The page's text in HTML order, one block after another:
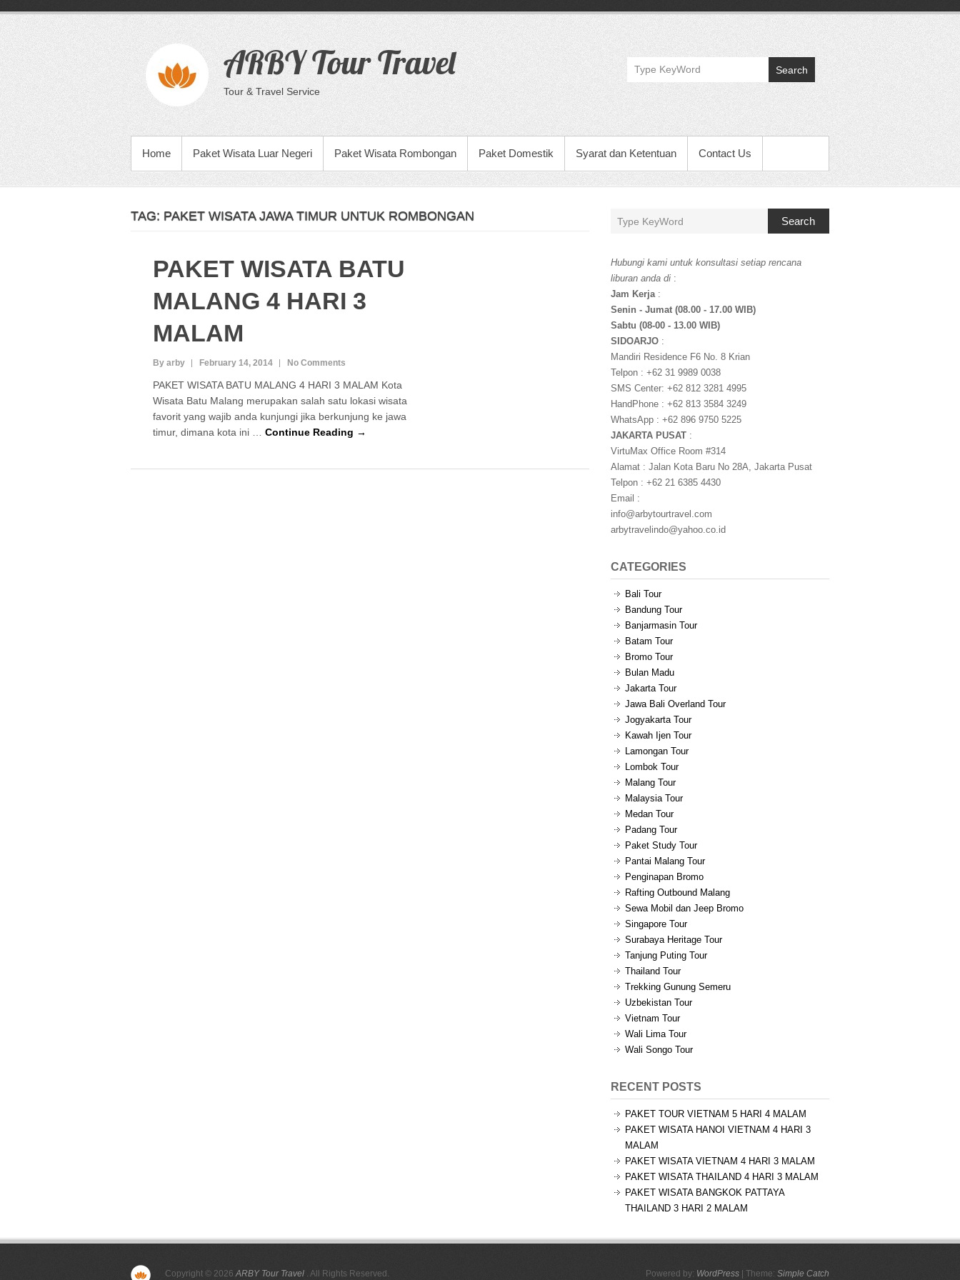
content
ARBY Tour Travel
Tour & Travel Service
Search
PRIMARY MENU
Home Paket Wisata Luar Negeri Paket Wisata Rombongan Paket Domestik Syarat dan Ketentuan Contact Us
TAG: PAKET WISATA JAWA TIMUR UNTUK ROMBONGAN
PAKET WISATA BATU
MALANG 4 HARI 3
MALAM
By arby February 14, 2014 No Comments
PAKET WISATA BATU MALANG 4 HARI 3 MALAM Kota
Wisata Batu Malang merupakan salah satu lokasi wisata
favorit yang wajib anda kunjungi jika berkunjung ke jawa
timur, dimana kota ini … Continue Reading →
Search
Hubungi kami untuk konsultasi setiap rencana
liburan anda di :
Jam Kerja:
Senin - Jumat (08.00 - 17.00 WIB)
Sabtu (08-00 - 13.00 WIB)
SIDOARJO:
Mandiri Residence F6 No. 8 Krian
Telpon : +62 31 9989 0038
SMS Center: +62 812 3281 4995
HandPhone : +62 813 3584 3249
WhatsApp : +62 896 9750 5225
JAKARTA PUSAT :
VirtuMax Office Room #314
Alamat : Jalan Kota Baru No 28A, Jakarta Pusat
Telpon : +62 21 6385 4430
Email :
info@arbytourtravel.com
arbytravelindo@yahoo.co.id
CATEGORIES
Bali Tour
Bandung Tour
Banjarmasin Tour
Batam Tour
Bromo Tour
Bulan Madu
Jakarta Tour
Jawa Bali Overland Tour
Jogyakarta Tour
Kawah Ijen Tour
Lamongan Tour
Lombok Tour
Malang Tour
Malaysia Tour
Medan Tour
Padang Tour
Paket Study Tour
Pantai Malang Tour
Penginapan Bromo
Rafting Outbound Malang
Sewa Mobil dan Jeep Bromo
Singapore Tour
Surabaya Heritage Tour
Tanjung Puting Tour
Thailand Tour
Trekking Gunung Semeru
Uzbekistan Tour
Vietnam Tour
Wali Lima Tour
Wali Songo Tour
RECENT POSTS
PAKET TOUR VIETNAM 5 HARI 4 MALAM
PAKET WISATA HANOI VIETNAM 4 HARI 3
MALAM
PAKET WISATA VIETNAM 4 HARI 3 MALAM
PAKET WISATA THAILAND 4 HARI 3 MALAM
PAKET WISATA BANGKOK PATTAYA
THAILAND 3 HARI 2 MALAM
Copyright © 2026ARBY Tour Travel . All Rights Reserved. Powered by: WordPress | Theme: Simple Catch